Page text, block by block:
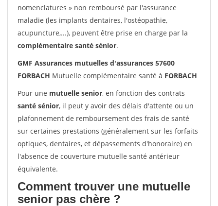
nomenclatures » non remboursé par l'assurance
maladie (les implants dentaires, l'ostéopathie,
acupuncture,...), peuvent être prise en charge par la
complémentaire santé sénior.
GMF Assurances mutuelles d'assurances 57600
FORBACH Mutuelle complémentaire santé à FORBACH
Pour une mutuelle senior, en fonction des contrats
santé sénior, il peut y avoir des délais d'attente ou un
plafonnement de remboursement des frais de santé
sur certaines prestations (généralement sur les forfaits
optiques, dentaires, et dépassements d'honoraire) en
l'absence de couverture mutuelle santé antérieur
équivalente.
Comment trouver une mutuelle
senior pas chère ?